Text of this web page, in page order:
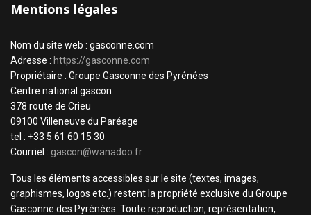
Mentions légales
Nom du site web : gasconne.com
Adresse : https://gasconne.com
Propriétaire : Groupe Gasconne des Pyrénées
Centre national gascon
378 route de Crieu
09100 Villeneuve du Paréage
tel : +33 5 61 60 15 30
Courriel : gascon@wanadoo.fr
Tous les éléments accessibles sur le site (textes, images,
graphismes, logos etc.) restent la propriété exclusive du Groupe
Gasconne des Pyrénées. Toute reproduction, représentation,